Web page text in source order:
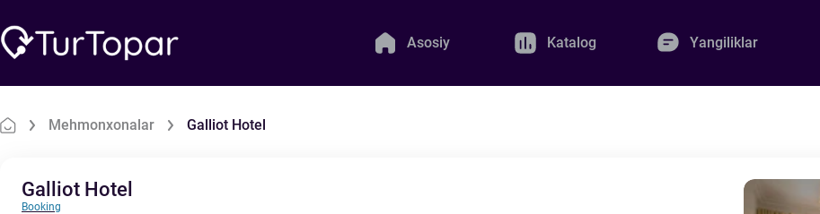
Asosiy Katalog Yangiliklar
Mehmonxonalar Galliot Hotel
Galliot Hotel
Booking